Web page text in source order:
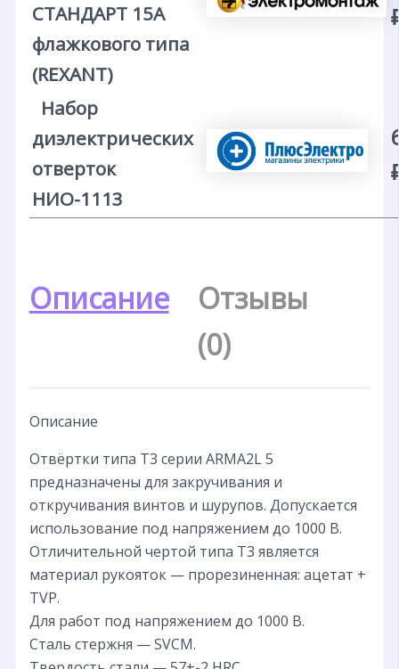
СТАНДАРТ 15А
флажкового типа
(REXANT)
Набор
диэлектрических
отверток
НИО-1113
Описание
Отзывы
(0)
Описание
Отвёртки типа Т3 серии ARMA2L 5
предназначены для закручивания и
откручивания винтов и шурупов. Допускается
использование под напряжением до 1000 В.
Отличительной чертой типа Т3 является
материал рукояток — прорезиненная: ацетат +
TVP.
Для работ под напряжением до 1000 В.
Сталь стержня — SVCM.